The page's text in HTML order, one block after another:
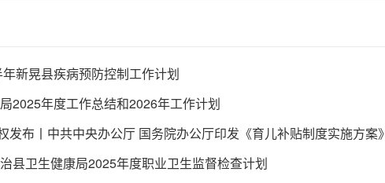
新晃县疾病预防控制工作计划
2025年度工作总结和2026年工作计划
发布丨中共中央办公厅 国务院办公厅印发《育儿补贴制度实施方案》
县卫生健康局2025年度职业卫生监督检查计划